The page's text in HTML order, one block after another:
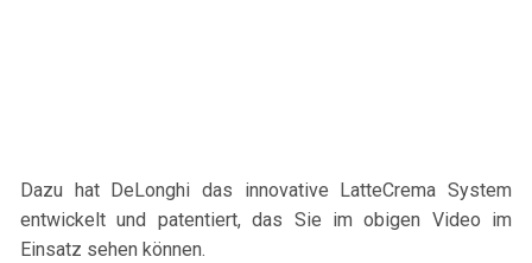
Dazu hat DeLonghi das innovative LatteCrema System
entwickelt und patentiert, das Sie im obigen Video im
Einsatz sehen können.